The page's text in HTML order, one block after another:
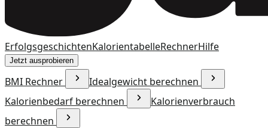
ErfolgsgeschichtenKalorientabelleRechnerHilfe
Jetzt ausprobieren
BMI Rechner
Idealgewicht berechnen
Kalorienbedarf berechnen
Kalorienverbrauch
berechnen